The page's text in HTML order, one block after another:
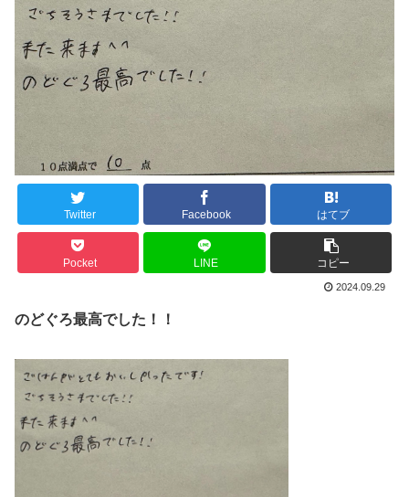
Twitter Facebook はてブ
Pocket LINE コピー
2024.09.29
のどぐろ最高でした！！